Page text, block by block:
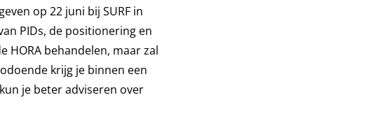
op 22 juni bij SURF in
PIDs, de positionering en
HORA behandelen, maar zal
krijg je binnen een
je beter adviseren over